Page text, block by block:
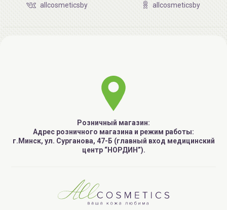
allcosmeticsby allcosmeticsby
Розничный магазин:
Адрес розничного магазина и режим работы:
г.Минск, ул. Сурганова, 47-Б (главный вход медицинский
центр “НОРДИН”).